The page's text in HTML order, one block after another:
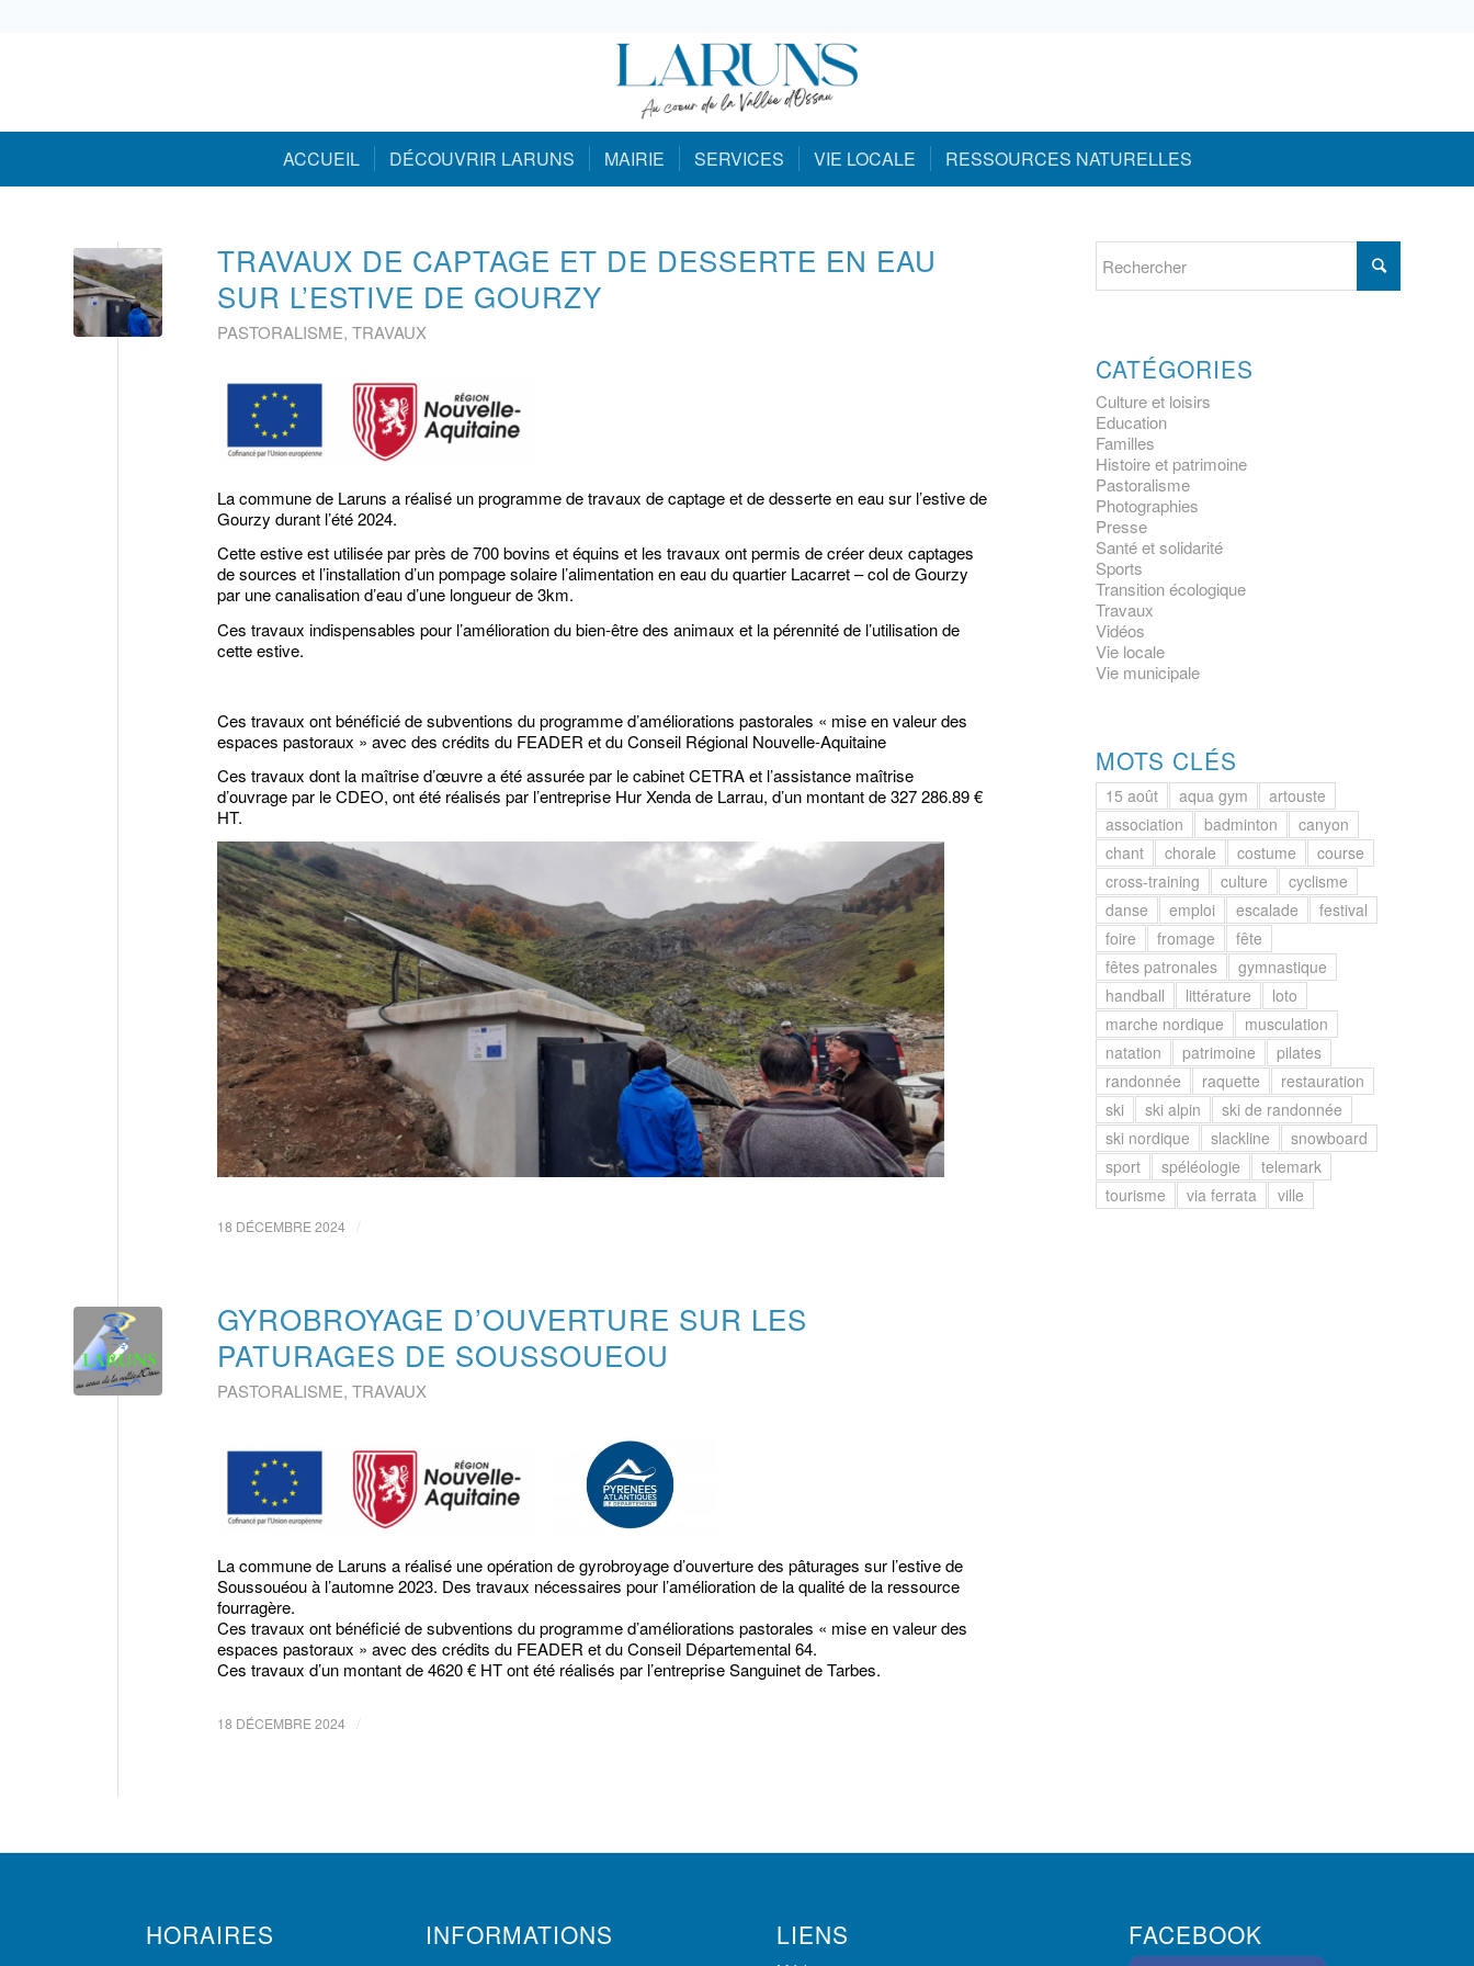
ACCUEIL DÉCOUVRIR LARUNS MAIRIE SERVICES VIE LOCALE RESSOURCES NATURELLES
TRAVAUX DE CAPTAGE ET DE DESSERTE EN EAU
SUR L’ESTIVE DE GOURZY
PASTORALISME, TRAVAUX
La commune de Laruns a réalisé un programme de travaux de captage et de desserte en eau sur l’estive de
Gourzy durant l’été 2024.
Cette estive est utilisée par près de 700 bovins et équins et les travaux ont permis de créer deux captages
de sources et l’installation d’un pompage solaire l’alimentation en eau du quartier Lacarret – col de Gourzy
par une canalisation d’eau d’une longueur de 3km.
Ces travaux indispensables pour l’amélioration du bien-être des animaux et la pérennité de l’utilisation de
cette estive.
Ces travaux ont bénéficié de subventions du programme d’améliorations pastorales « mise en valeur des
espaces pastoraux » avec des crédits du FEADER et du Conseil Régional Nouvelle-Aquitaine
Ces travaux dont la maîtrise d’œuvre a été assurée par le cabinet CETRA et l’assistance maîtrise
d’ouvrage par le CDEO, ont été réalisés par l’entreprise Hur Xenda de Larrau, d’un montant de 327 286.89 €
HT.
18 DÉCEMBRE 2024
GYROBROYAGE D’OUVERTURE SUR LES
PATURAGES DE SOUSSOUEOU
PASTORALISME, TRAVAUX
La commune de Laruns a réalisé une opération de gyrobroyage d’ouverture des pâturages sur l’estive de
Soussouéou à l’automne 2023. Des travaux nécessaires pour l’amélioration de la qualité de la ressource
fourragère.
Ces travaux ont bénéficié de subventions du programme d’améliorations pastorales « mise en valeur des
espaces pastoraux » avec des crédits du FEADER et du Conseil Départemental 64.
Ces travaux d’un montant de 4620 € HT ont été réalisés par l’entreprise Sanguinet de Tarbes.
18 DÉCEMBRE 2024
CATÉGORIES
Culture et loisirs
Education
Familles
Histoire et patrimoine
Pastoralisme
Photographies
Presse
Santé et solidarité
Sports
Transition écologique
Travaux
Vidéos
Vie locale
Vie municipale
MOTS CLÉS
15 août aqua gym
artouste
association
badminton
canyon
chant
chorale costume
course
cross-training
culture
cyclisme
danse
emploi escalade
festival
foire
fromage
fête
fêtes patronales
gymnastique
handball
littérature
loto
marche nordique
musculation
natation
patrimoine
pilates
randonnée
raquette
restauration
ski
ski alpin
ski de randonnée
ski nordique
slackline
snowboard
sport
spéléologie
telemark
tourisme
via ferrata ville
HORAIRES INFORMATIONS LIENS FACEBOOK